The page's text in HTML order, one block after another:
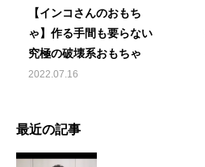
【インコさんのおもち
ゃ】作る手間も要らない
究極の破壊系おもちゃ
2022.07.16
最近の記事